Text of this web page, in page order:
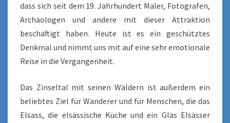
dass sich seit dem 19. Jahrhundert Maler, Fotografen,
Archäologen und andere mit dieser Attraktion
beschäftigt haben. Heute ist es ein geschütztes
Denkmal und nimmt uns mit auf eine sehr emotionale
Reise in die Vergangenheit.
Das Zinseltal mit seinen Wäldern ist außerdem ein
beliebtes Ziel für Wanderer und für Menschen, die das
Elsass, die elsässische Küche und ein Glas Elsässer